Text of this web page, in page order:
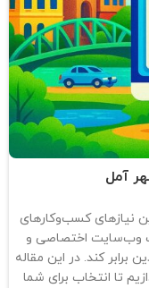
آمل
نیازهای کسب‌وکارهای
وب‌سایت اختصاصی و
برابر کند. در این مقاله
تا انتخاب برای شما